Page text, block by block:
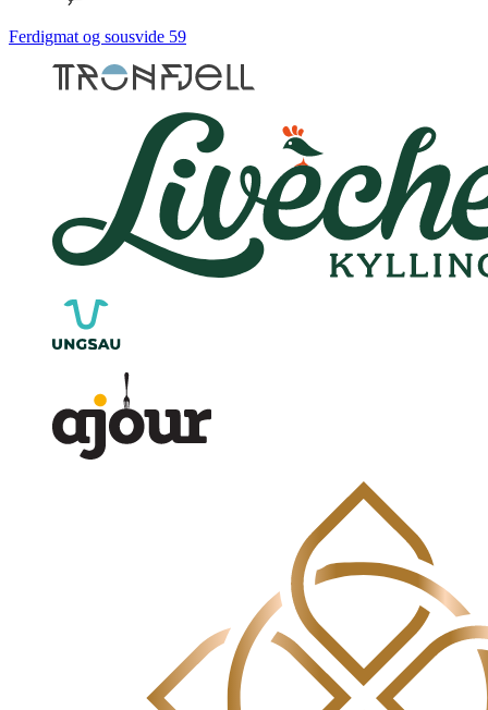
Ferdigmat og sousvide 59